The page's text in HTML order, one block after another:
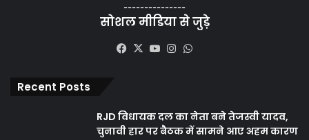
---------------
सोशल मीडिया से जुड़े
Facebook
X YouTubeInstagram
Recent Posts
RJD विधायक दल का नेता बने तेजस्वी यादव,
चुनावी हार पर बैठक में सामने आए अहम कारण